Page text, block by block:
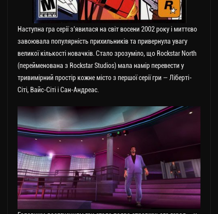
Наступна гра серії з’явилася на світ восени 2002 року і миттєво
завоювала популярність прихильників та привернула увагу
великої кількості новачків. Стало зрозуміло, що Rockstar North
(перейменована з Rockstar Studios) мала намір перевести у
тривимірний простір кожне місто з першої серії гри — Ліберті-
Сіті, Вайс-Сіті і Сан-Андреас.